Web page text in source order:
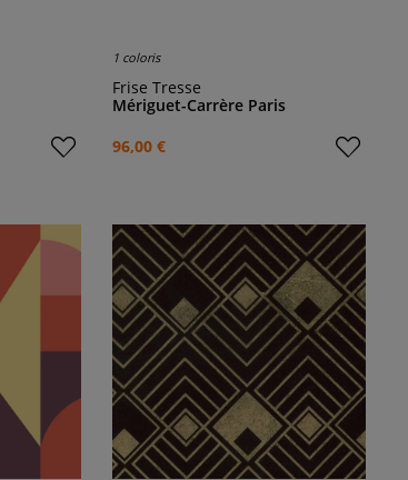
1 coloris
Frise Tresse
Mériguet-Carrère Paris
96,00 €